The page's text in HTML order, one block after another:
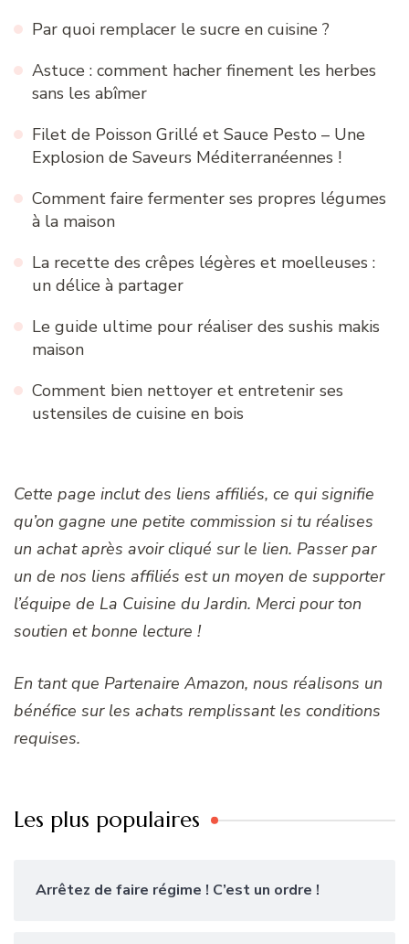
Par quoi remplacer le sucre en cuisine ?
Astuce : comment hacher finement les herbes
sans les abîmer
Filet de Poisson Grillé et Sauce Pesto – Une
Explosion de Saveurs Méditerranéennes !
Comment faire fermenter ses propres légumes
à la maison
La recette des crêpes légères et moelleuses :
un délice à partager
Le guide ultime pour réaliser des sushis makis
maison
Comment bien nettoyer et entretenir ses
ustensiles de cuisine en bois
Cette page inclut des liens affiliés, ce qui signifie
qu’on gagne une petite commission si tu réalises
un achat après avoir cliqué sur le lien. Passer par
un de nos liens affiliés est un moyen de supporter
l’équipe de La Cuisine du Jardin. Merci pour ton
soutien et bonne lecture !
En tant que Partenaire Amazon, nous réalisons un
bénéfice sur les achats remplissant les conditions
requises.
Les plus populaires
Arrêtez de faire régime ! C’est un ordre !